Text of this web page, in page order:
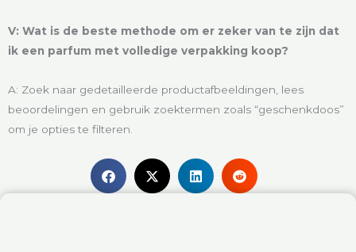
V: Wat is de beste methode om er zeker van te zijn dat
ik een parfum met volledige verpakking koop?
A: Zoek naar gedetailleerde productafbeeldingen, lees
beoordelingen en gebruik zoektermen zoals “geschenkdoos”
om je opties te filteren.